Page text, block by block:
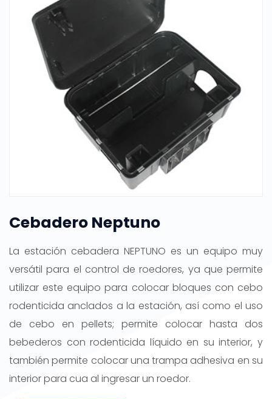
Cebadero Neptuno
La estación cebadera NEPTUNO es un equipo muy
versátil para el control de roedores, ya que permite
utilizar este equipo para colocar bloques con cebo
rodenticida anclados a la estación, así como el uso
de cebo en pellets; permite colocar hasta dos
bebederos con rodenticida líquido en su interior, y
también permite colocar una trampa adhesiva en su
interior para cua al ingresar un roedor.